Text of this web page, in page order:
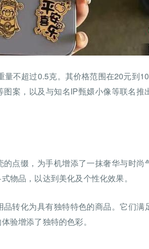
不超过0.5克。其价格范围在20元到
案，以及与知名IP甄嬛小像等联名推
点缀，为手机增添了一抹奢华与时尚
物品，以达到美化及个性化效果。
转化为具有独特特色的商品。它们满
验增添了独特的色彩。